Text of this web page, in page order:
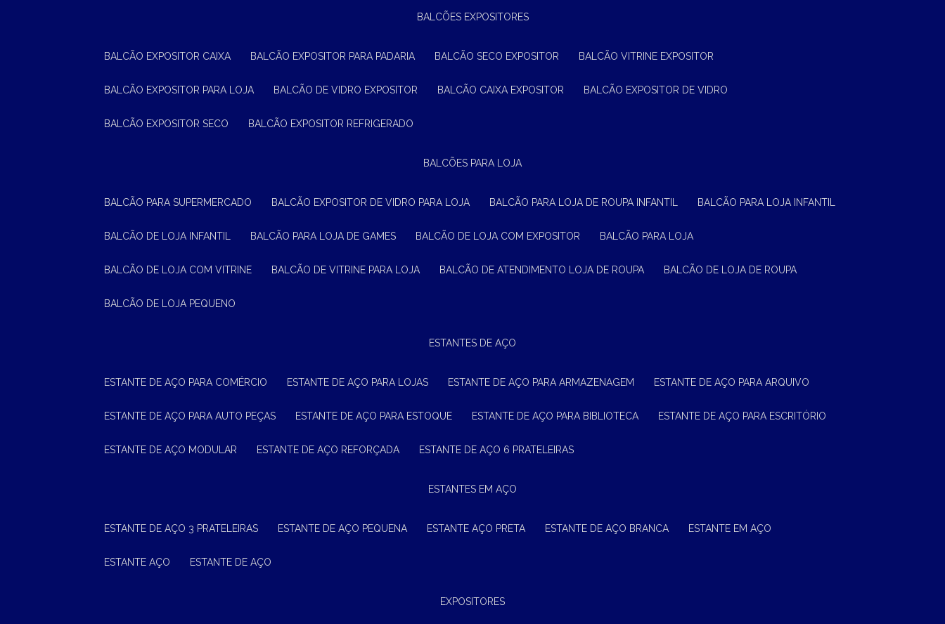
BALCÕES EXPOSITORES
BALCÃO EXPOSITOR CAIXA BALCÃO EXPOSITOR PARA PADARIA BALCÃO SECO EXPOSITOR BALCÃO VITRINE EXPOSITOR
BALCÃO EXPOSITOR PARA LOJA BALCÃO DE VIDRO EXPOSITOR BALCÃO CAIXA EXPOSITOR BALCÃO EXPOSITOR DE VIDRO
BALCÃO EXPOSITOR SECO BALCÃO EXPOSITOR REFRIGERADO
BALCÕES PARA LOJA
BALCÃO PARA SUPERMERCADO BALCÃO EXPOSITOR DE VIDRO PARA LOJA BALCÃO PARA LOJA DE ROUPA INFANTIL BALCÃO PARA LOJA INFANTIL
BALCÃO DE LOJA INFANTIL BALCÃO PARA LOJA DE GAMES BALCÃO DE LOJA COM EXPOSITOR BALCÃO PARA LOJA
BALCÃO DE LOJA COM VITRINE BALCÃO DE VITRINE PARA LOJA BALCÃO DE ATENDIMENTO LOJA DE ROUPA BALCÃO DE LOJA DE ROUPA
BALCÃO DE LOJA PEQUENO
ESTANTES DE AÇO
ESTANTE DE AÇO PARA COMÉRCIO ESTANTE DE AÇO PARA LOJAS ESTANTE DE AÇO PARA ARMAZENAGEM ESTANTE DE AÇO PARA ARQUIVO
ESTANTE DE AÇO PARA AUTO PEÇAS ESTANTE DE AÇO PARA ESTOQUE ESTANTE DE AÇO PARA BIBLIOTECA ESTANTE DE AÇO PARA ESCRITÓRIO
ESTANTE DE AÇO MODULAR ESTANTE DE AÇO REFORÇADA ESTANTE DE AÇO 6 PRATELEIRAS
ESTANTES EM AÇO
ESTANTE DE AÇO 3 PRATELEIRAS ESTANTE DE AÇO PEQUENA ESTANTE AÇO PRETA ESTANTE DE AÇO BRANCA ESTANTE EM AÇO
ESTANTE AÇO ESTANTE DE AÇO
EXPOSITORES